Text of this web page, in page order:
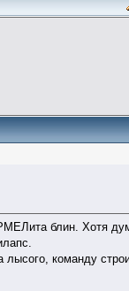
блин. Хотя
команду